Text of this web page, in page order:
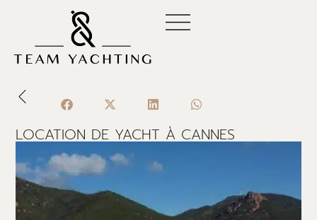
LOCATION DE YACHT À CANNES